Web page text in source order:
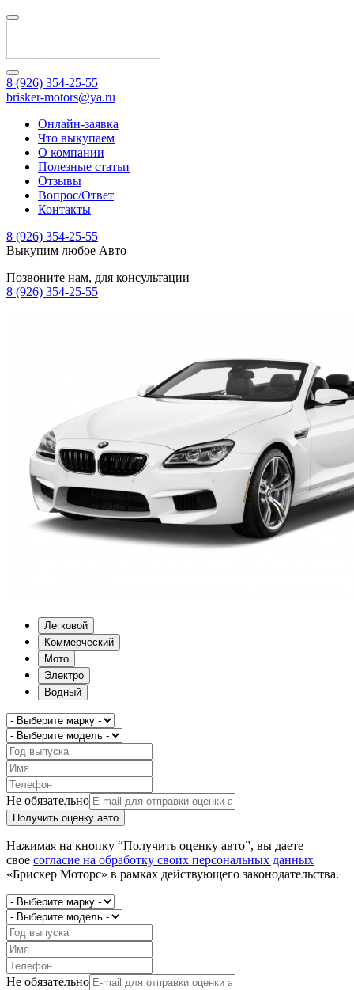
8 (926) 354-25-55
brisker-motors@ya.ru
Онлайн-заявка
Что выкупаем
О компании
Полезные статьи
Отзывы
Вопрос/Ответ
Контакты
8 (926) 354-25-55
Выкупим любое Авто
Позвоните нам, для консультации
8 (926) 354-25-55
Легковой
Коммерческий
Мото
Электро
Водный
Не обязательно
Получить оценку авто
Нажимая на кнопку “Получить оценку авто”, вы даете
свое согласие на обработку своих персональных данных
«Брискер Моторс» в рамках действующего законодательства.
Не обязательно